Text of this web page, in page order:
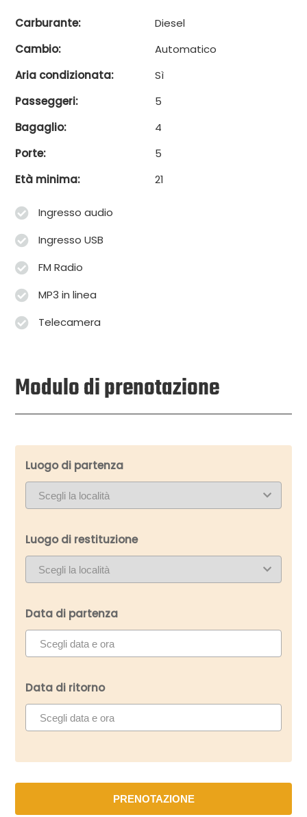
Carburante:
Diesel
Cambio:
Automatico
Aria condizionata:
Sì
Passeggeri:
5
Bagaglio:
4
Porte:
5
Età minima:
21
Ingresso audio
Ingresso USB
FM Radio
MP3 in linea
Telecamera
Modulo di prenotazione
Luogo di partenza
Luogo di restituzione
Data di partenza
Data di ritorno
PRENOTAZIONE